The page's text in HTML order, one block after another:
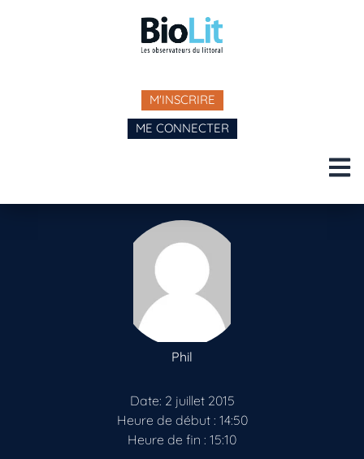
M'INSCRIRE
ME CONNECTER
Phil
Date: 2 juillet 2015
Heure de début : 14:50
Heure de fin : 15:10